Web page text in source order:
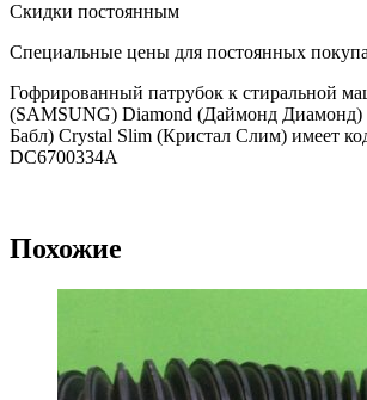
Скидки постоянным
Специальные цены для постоянных
Гофрированный патрубок к стиральной
(SAMSUNG) Diamond (Даймонд Диамонд)
Бабл) Crystal Slim (Кристал Слим) имеет
DC6700334A
Похожие